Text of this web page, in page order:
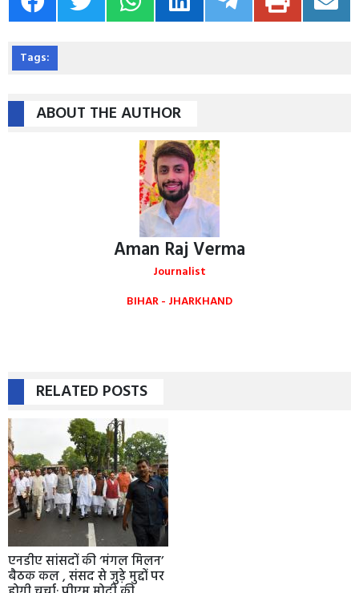
Tags:
ABOUT THE AUTHOR
Aman Raj Verma
Journalist
BIHAR - JHARKHAND
RELATED POSTS
एनडीए सांसदों की ‘मंगल मिलन’
बैठक कल , संसद से जुड़े मुद्दों पर